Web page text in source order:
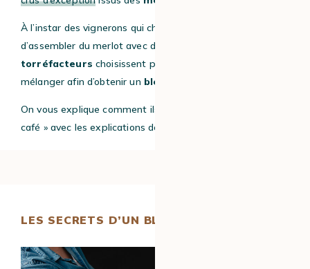
À l’instar des vignerons qui choisissent par exemple
d’assembler du merlot avec du cabernet, les
torréfacteurs choisissent plusieurs
mélanger afin d’obtenir un blend
On vous explique comment ils créaient leurs « blends de
café » avec les explications de nos experts.
LES SECRETS D’UN BLEND DE CAFÉ